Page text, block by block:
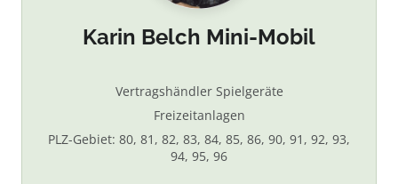
Karin Belch Mini-Mobil
Vertragshändler Spielgeräte
Freizeitanlagen
PLZ-Gebiet: 80, 81, 82, 83, 84, 85, 86, 90, 91, 92, 93,
94, 95, 96